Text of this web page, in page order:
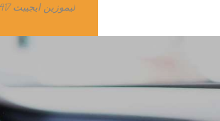
ليموزين ايجيبت limousine egypt 01126345417